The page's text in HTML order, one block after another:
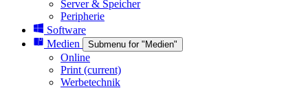
Server & Speicher
Peripherie
Software
Medien
Submenu for "Medien"
Online
Print (current)
Werbetechnik